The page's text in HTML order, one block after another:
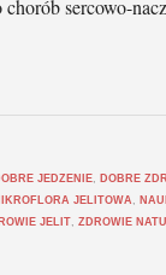
sercowo-
JEDZENIE, DOBRE
JELITOWA ,
JELIT, ZDROWIE